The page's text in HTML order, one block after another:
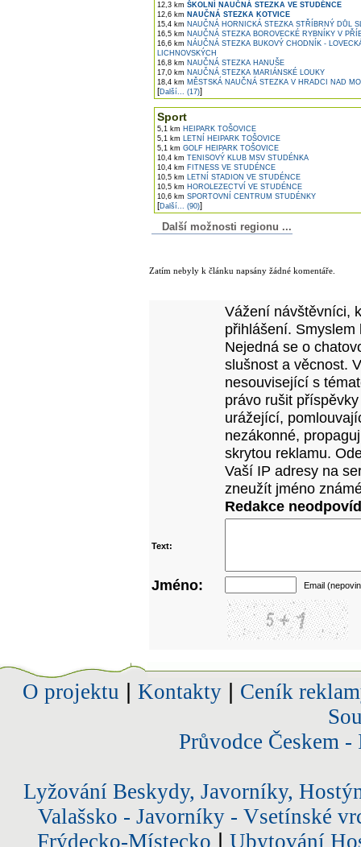
12,3 km ŠKOLNÍ NAUČNÁ STEZKA VE STUDÉNCE
12,6 km NAUČNÁ STEZKA KOTVICE
15,4 km NAUČNÁ HORNICKÁ STEZKA STŘÍBRNÝ DŮL
16,5 km NAUČNÁ STEZKA BOROVECKÉ RYBNÍKY V
16,6 km NÁUČNÁ STEZKA BUKOVÝ CHODNÍK -
LICHNOVSKÝCH
16,8 km NAUČNÁ STEZKA HANUŠE
17,0 km NAUČNÁ STEZKA MARIÁNSKÉ LOUKY
18,4 km MĚSTSKÁ NAUČNÁ STEZKA V HRADCI NAD
[Další... (17)]
Sport
5,1 km HEIPARK TOŠOVICE
5,1 km LETNÍ HEIPARK TOŠOVICE
5,1 km GOLF HEIPARK TOŠOVICE
10,4 km TENISOVÝ KLUB MSV STUDÉNKA
10,4 km FITNESS VE STUDÉNCE
10,5 km LETNÍ STADION VE STUDÉNCE
10,5 km HOROLEZECTVÍ VE STUDÉNCE
10,6 km SPORTOVNÍ CENTRUM STUDÉNKY
[Další... (90)]
Další možnosti regionu ...
Zatím nebyly k článku napsány žádné komentáře.
Vážení návštěvníci,
přihlášení.
Nejedná se o
slušnost a věcnost.
nesouvisející s
právo rušit
urážející,
nezákonné,
skrytou reklamu.
Vaší IP adresy na
zneužít jméno
Redakce
Text:
Jméno: Email
O projektu Kontakty| Ceník
Průvodce Českem
Lyžování Beskydy, Javorníky,
Valašsko - Javorníky - Vsetínské
Frýdecko-Místecko
Ubytování